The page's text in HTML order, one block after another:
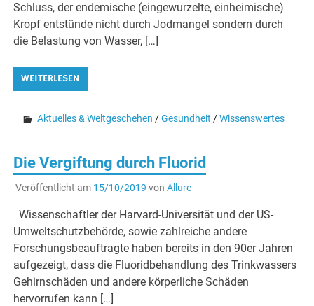
Schluss, der endemische (eingewurzelte, einheimische)
Kropf entstünde nicht durch Jodmangel sondern durch
die Belastung von Wasser, […]
WEITERLESEN
Aktuelles & Weltgeschehen /Gesundheit /Wissenswertes
Die Vergiftung durch Fluorid
Veröffentlicht am 15/10/2019 von Allure
Wissenschaftler der Harvard-Universität und der US-
Umweltschutzbehörde, sowie zahlreiche andere
Forschungsbeauftragte haben bereits in den 90er Jahren
aufgezeigt, dass die Fluoridbehandlung des Trinkwassers
Gehirnschäden und andere körperliche Schäden
hervorrufen kann […]